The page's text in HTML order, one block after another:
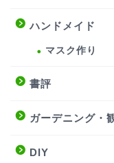
ハンドメイド
マスク作り
書評
ガーデニング・
DIY